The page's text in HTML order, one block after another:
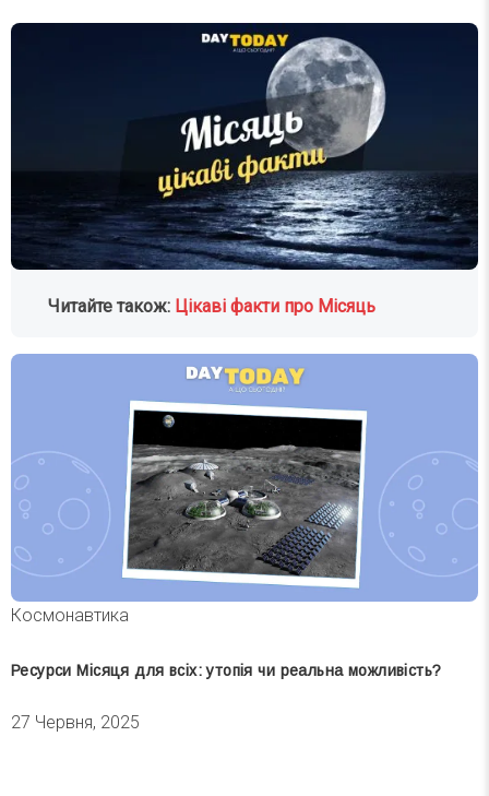
Читайте також: Цікаві факти про Місяць
Космонавтика
Ресурси Місяця для всіх: утопія чи реальна можливість?
27 Червня, 2025